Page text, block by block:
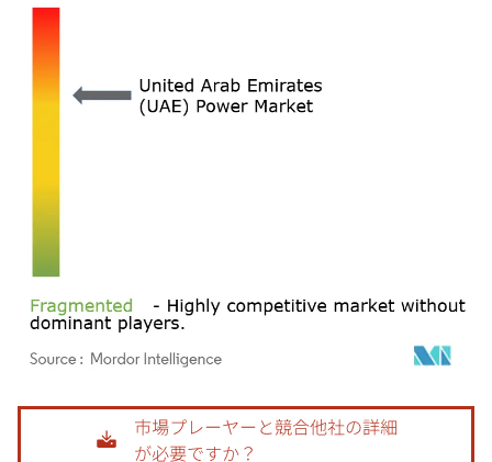
画像 © Mordor Intelligence。再利用にはCC BY 4.0の表示が必要です。